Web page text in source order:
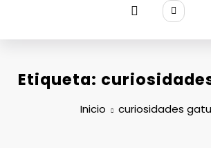
Etiqueta:
Inicio curiosidades